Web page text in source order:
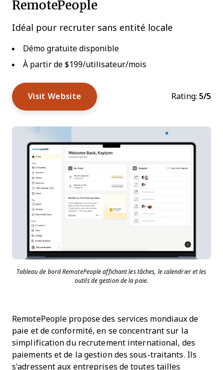
RemotePeople
Idéal pour recruter sans entité locale
Démo gratuite disponible
À partir de $199/utilisateur/mois
Visit Website Rating: 5/5
Tableau de bord RemotePeople affichant les tâches, le calendrier et les
outils de gestion de la paie.
RemotePeople propose des services mondiaux de
paie et de conformité, en se concentrant sur la
simplification du recrutement international, des
paiements et de la gestion des sous-traitants. Ils
s'adressent aux entreprises de toutes tailles